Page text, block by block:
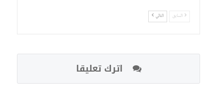
السابق التالي
اترك تعليقا